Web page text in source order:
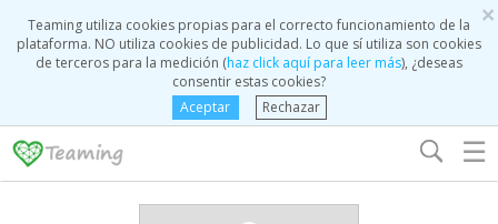
×
Teaming utiliza cookies propias para el correcto funcionamiento de la
plataforma. NO utiliza cookies de publicidad. Lo que sí utiliza son cookies
de terceros para la medición (haz click aquí para leer más), ¿deseas
consentir estas cookies?
Aceptar
Rechazar
☰